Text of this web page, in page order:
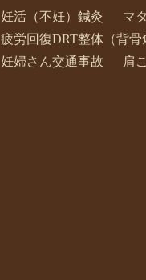
妊活（不妊）鍼灸
マ
疲労回復DRT整体（背骨
妊婦さん交通事故
肩